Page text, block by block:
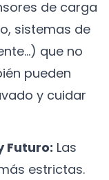
de carga
sistemas de
que no
pueden
y cuidar
Futuro: Las
estrictas.